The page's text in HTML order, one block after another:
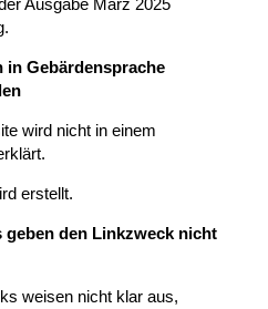
Ausgabe März 2025
Gebärdensprache
wird nicht in einem
erstellt.
den Linkzweck nicht
weisen nicht klar aus,